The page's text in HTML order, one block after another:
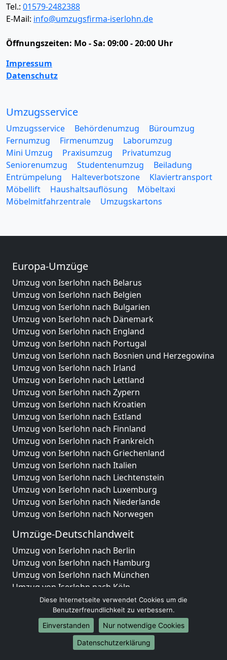
Tel.: 01579-2482388
E-Mail: info@umzugsfirma-iserlohn.de
Öffnungszeiten: Mo - Sa: 09:00 - 20:00 Uhr
Impressum
Datenschutz
Umzugsservice
Umzugsservice Behördenumzug
Büroumzug
Fernumzug
Firmenumzug
Laborumzug
Mini Umzug
Praxisumzug
Privatumzug
Seniorenumzug
Studentenumzug
Beiladung
Entrümpelung
Halteverbotszone
Klaviertransport
Möbellift
Haushaltsauflösung
Möbeltaxi
Möbelmitfahrzentrale
Umzugskartons
Europa-Umzüge
Umzug von Iserlohn nach Belarus
Umzug von Iserlohn nach Belgien
Umzug von Iserlohn nach Bulgarien
Umzug von Iserlohn nach Dänemark
Umzug von Iserlohn nach England
Umzug von Iserlohn nach Portugal
Umzug von Iserlohn nach Bosnien und Herzegowina
Umzug von Iserlohn nach Irland
Umzug von Iserlohn nach Lettland
Umzug von Iserlohn nach Zypern
Umzug von Iserlohn nach Kroatien
Umzug von Iserlohn nach Estland
Umzug von Iserlohn nach Finnland
Umzug von Iserlohn nach Frankreich
Umzug von Iserlohn nach Griechenland
Umzug von Iserlohn nach Italien
Umzug von Iserlohn nach Liechtenstein
Umzug von Iserlohn nach Luxemburg
Umzug von Iserlohn nach Niederlande
Umzug von Iserlohn nach Norwegen
Umzüge-Deutschlandweit
Umzug von Iserlohn nach Berlin
Umzug von Iserlohn nach Hamburg
Umzug von Iserlohn nach München
Umzug von Iserlohn nach Köln
Umzug von Iserlohn nach Frankfurt am Main
Umzug von Iserlohn nach Stuttgart
Umzug von Iserlohn nach Düsseldorf
Umzug von Iserlohn nach Leipzig
Umzug von Iserlohn nach Dortmund
Diese Internetseite verwendet Cookies um die
Benutzerfreundlichkeit zu verbessern.
Einverstanden
Nur notwendige Cookies
Datenschutzerklärung